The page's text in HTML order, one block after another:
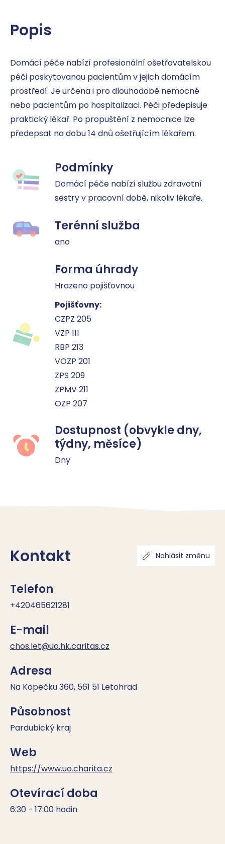
Popis
Domácí péče nabízí profesionální ošetřovatelskou
péči poskytovanou pacientům v jejich domácím
prostředí. Je určena i pro dlouhodobě nemocné
nebo pacientům po hospitalizaci. Péči předepisuje
praktický lékař. Po propuštění z nemocnice lze
předepsat na dobu 14 dnů ošetřujícím lékařem.
Podmínky
Domácí péče nabízí službu zdravotní
sestry v pracovní době, nikoliv lékaře.
Terénní služba
ano
Forma úhrady
Hrazeno pojišťovnou
Pojišťovny:
CZPZ 205
VZP 111
RBP 213
VOZP 201
ZPS 209
ZPMV 211
OZP 207
Dostupnost (obvykle dny,
týdny, měsíce)
Dny
Kontakt Nahlásit změnu
Telefon
+420465621281
E-mail
chos.let@uo.hk.caritas.cz
Adresa
Na Kopečku 360, 561 51 Letohrad
Působnost
Pardubický kraj
Web
https://www.uo.charita.cz
Otevírací doba
6:30 - 17:00 hodin